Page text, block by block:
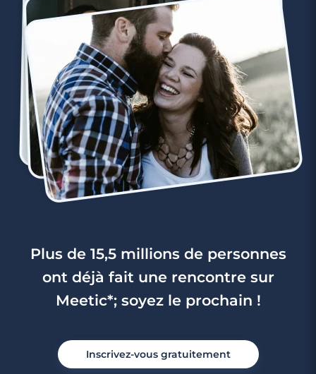
Plus de 15,5 millions de personnes
ont déjà fait une rencontre sur
Meetic*; soyez le prochain !
Inscrivez-vous gratuitement